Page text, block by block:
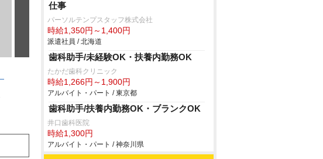
仕事
パーソルテンプスタッフ株式会社
時給1,350円～1,400円
派遣社員 / 北海道
歯科助手/未経験OK・扶養内勤務OK
たかだ歯科クリニック
時給1,266円～1,900円
アルバイト・パート / 東京都
歯科助手/扶養内勤務OK・ブランクOK
井口歯科医院
時給1,300円
アルバイト・パート / 神奈川県